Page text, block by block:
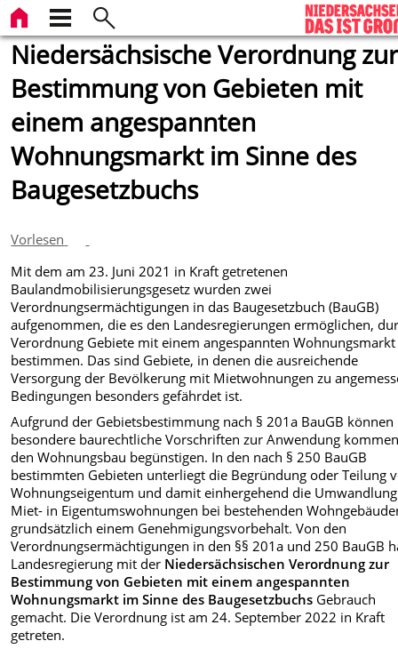
Niedersächsische Verordnung zur
Bestimmung von Gebieten mit
einem angespannten
Wohnungsmarkt im Sinne des
Baugesetzbuchs
Vorlesen
Mit dem am 23. Juni 2021 in Kraft getretenen
Baulandmobilisierungsgesetz wurden zwei
Verordnungsermächtigungen in das Baugesetzbuch (BauGB)
aufgenommen, die es den Landesregierungen ermöglichen,
Verordnung Gebiete mit einem angespannten
bestimmen. Das sind Gebiete, in denen die ausreichende
Versorgung der Bevölkerung mit Mietwohnungen zu
Bedingungen besonders gefährdet ist.
Aufgrund der Gebietsbestimmung nach § 201a BauGB können
besondere baurechtliche Vorschriften zur Anwendung
den Wohnungsbau begünstigen. In den nach § 250 BauGB
bestimmten Gebieten unterliegt die Begründung oder Teilung
Wohnungseigentum und damit einhergehend die
Miet- in Eigentumswohnungen bei bestehenden
grundsätzlich einem Genehmigungsvorbehalt. Von den
Verordnungsermächtigungen in den §§ 201a und 250 BauGB
Landesregierung mit der Niedersächsischen Verordnung zur
Bestimmung von Gebieten mit einem angespannten
Wohnungsmarkt im Sinne des Baugesetzbuchs Gebrauch
gemacht. Die Verordnung ist am 24. September 2022 in Kraft
getreten.